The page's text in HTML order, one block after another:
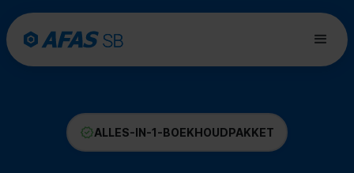
ALLES-IN-1-BOEKHOUDPAKKET